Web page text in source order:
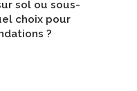
sol ou sous-
choix pour
?